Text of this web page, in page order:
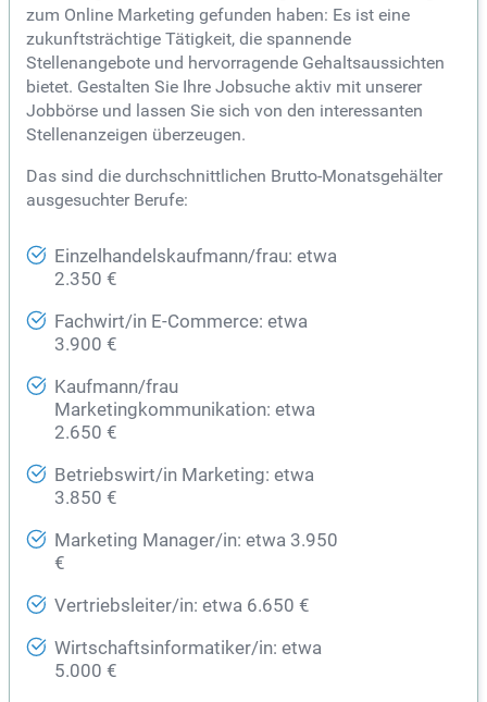
zum Online Marketing gefunden haben: Es ist eine
zukunftsträchtige Tätigkeit, die spannende
Stellenangebote und hervorragende Gehaltsaussichten
bietet. Gestalten Sie Ihre Jobsuche aktiv mit unserer
Jobbörse und lassen Sie sich von den interessanten
Stellenanzeigen überzeugen.
Das sind die durchschnittlichen Brutto-Monatsgehälter
ausgesuchter Berufe:
Einzelhandelskaufmann/frau: etwa
2.350 €
Fachwirt/in E-Commerce: etwa
3.900 €
Kaufmann/frau
Marketingkommunikation: etwa
2.650 €
Betriebswirt/in Marketing: etwa
3.850 €
Marketing Manager/in: etwa 3.950
€
Vertriebsleiter/in: etwa 6.650 €
Wirtschaftsinformatiker/in: etwa
5.000 €